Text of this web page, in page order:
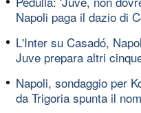
Napoli paga il dazio di
L'Inter su Casadó,
Juve prepara altri
Napoli, sondaggio per
da Trigoria spunta il